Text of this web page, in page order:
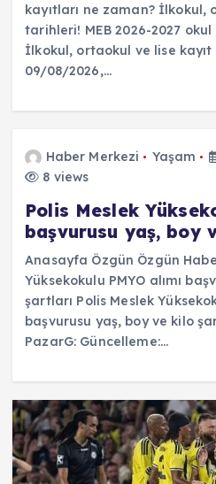
kayıtları ne zaman? İlkokul,
tarihleri! MEB 2026-2027
İlkokul, ortaokul ve lise kayıt
09/08/2026,…
Haber Merkezi Yaşam
8 views
Polis Meslek
başvurusu yaş, boy
Anasayfa Özgün Özgün
Yüksekokulu PMYO alımı
şartları Polis Meslek
başvurusu yaş, boy ve kilo
PazarG: Güncelleme:…